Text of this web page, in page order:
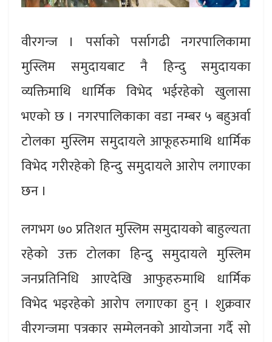
वीरगन्ज । पर्साको पर्सागढी नगरपालिकामा
मुस्लिम समुदायबाट नै हिन्दु समुदायका
व्यक्तिमाथि धार्मिक विभेद भईरहेको खुलासा
भएको छ । नगरपालिकाका वडा नम्बर ५ बहुअर्वा
टोलका मुस्लिम समुदायले आफूहरुमाथि धार्मिक
विभेद गरीरहेको हिन्दु समुदायले आरोप लगाएका
छन ।
लगभग ७० प्रतिशत मुस्लिम समुदायको बाहुल्यता
रहेको उक्त टोलका हिन्दु समुदायले मुस्लिम
जनप्रतिनिधि आएदेखि आफुहरुमाथि धार्मिक
विभेद भइरहेको आरोप लगाएका हुन् । शुक्रवार
वीरगन्जमा पत्रकार सम्मेलनको आयोजना गर्दै सो